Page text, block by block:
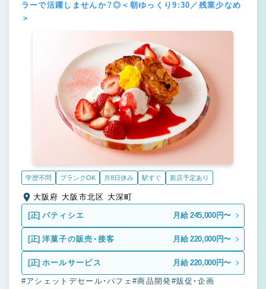
ラーで活躍しませんか？◎＜朝ゆっくり9:30／残業少なめ
＞
学歴不問 ブランクOK 月8日休み 駅すぐ 新店予定あり
大阪府 大阪市北区 大深町
[正] パティシエ 月給 245,000円〜
[正] 洋菓子の販売・接客 月給 220,000円〜
[正] ホールサービス 月給 220,000円〜
#アシェットデセール・パフェ#商品開発#販促・企画